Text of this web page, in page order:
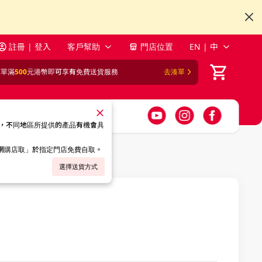
註冊 | 登入 客戶幫助 門店位置 EN | 中
滿500元港幣即可享有免費送貨服務 去湊單
不同地區所提供的產品有機會具
店取」於指定門店免費自取。
選擇送貨方式